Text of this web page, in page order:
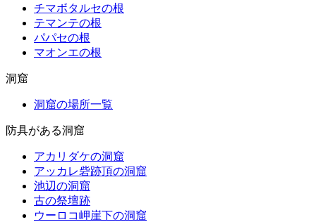
チマボタルセの根
テマンテの根
パパセの根
マオンエの根
洞窟
洞窟の場所一覧
防具がある洞窟
アカリダケの洞窟
アッカレ砦跡頂の洞窟
池辺の洞窟
古の祭壇跡
ウーロコ岬崖下の洞窟